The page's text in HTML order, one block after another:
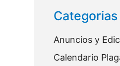
Categorias
Anuncios y
Calendario